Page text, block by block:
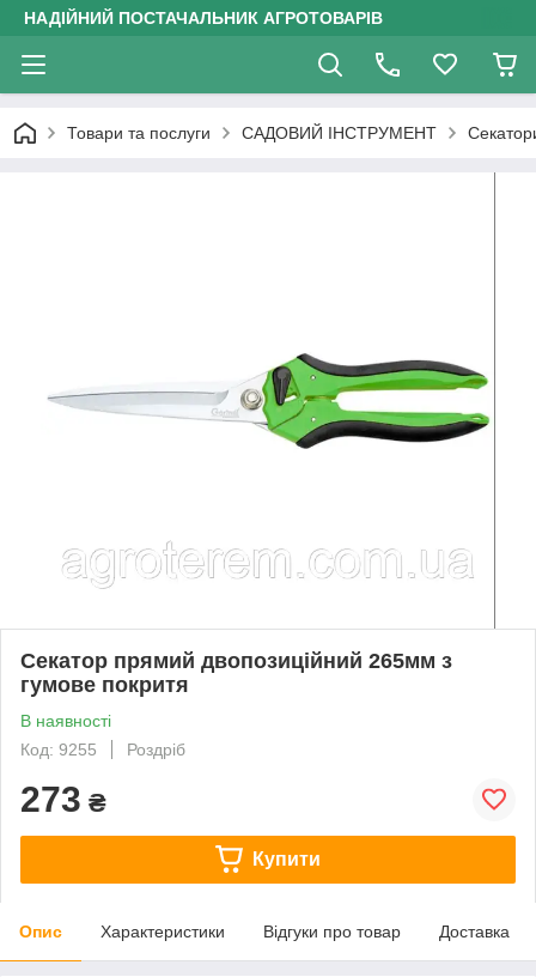
НАДІЙНИЙ ПОСТАЧАЛЬНИК АГРОТОВАРІВ
Товари та послуги САДОВИЙ ІНСТРУМЕНТ
Секатор прямий двопозиційний 265мм з
гумове покритя
В наявності
Код: 9255
Роздріб
273 ₴
Купити
Опис Характеристики Відгуки про товар Доставка